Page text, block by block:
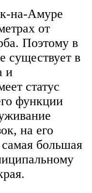
на-Амуре
от
Поэтому в
существует в
и
статус
функции
на его
большая